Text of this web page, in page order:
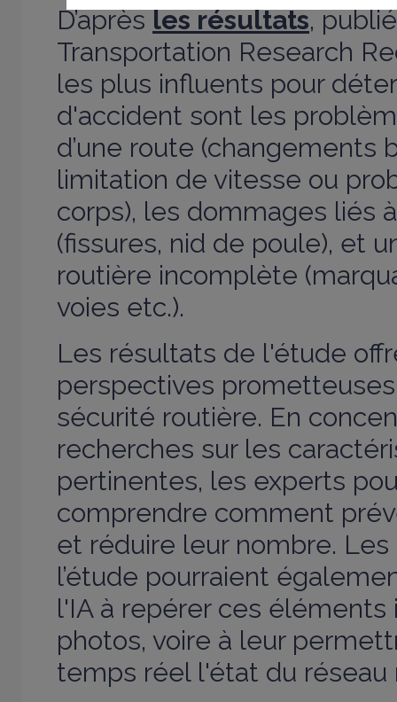
D’aprèsles résultats,
Transportation Research
les plus influents pour
d'accident sont les
d’une route (changements
limitation de vitesse ou
corps), les dommages liés
(fissures, nid de poule), et
routière incomplète
voies etc.).
Les résultats de l'étude
perspectives
sécurité routière. En
recherches sur les
pertinentes, les experts
comprendre comment
et réduire leur nombre.
l’étude pourraient
l'IA à repérer ces éléments
photos, voire à leur
temps réel l'état du réseau